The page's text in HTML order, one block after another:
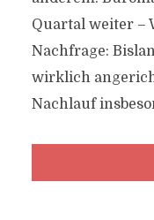
Quartal weiter –
Nachfrage:
wirklich
Nachlauf